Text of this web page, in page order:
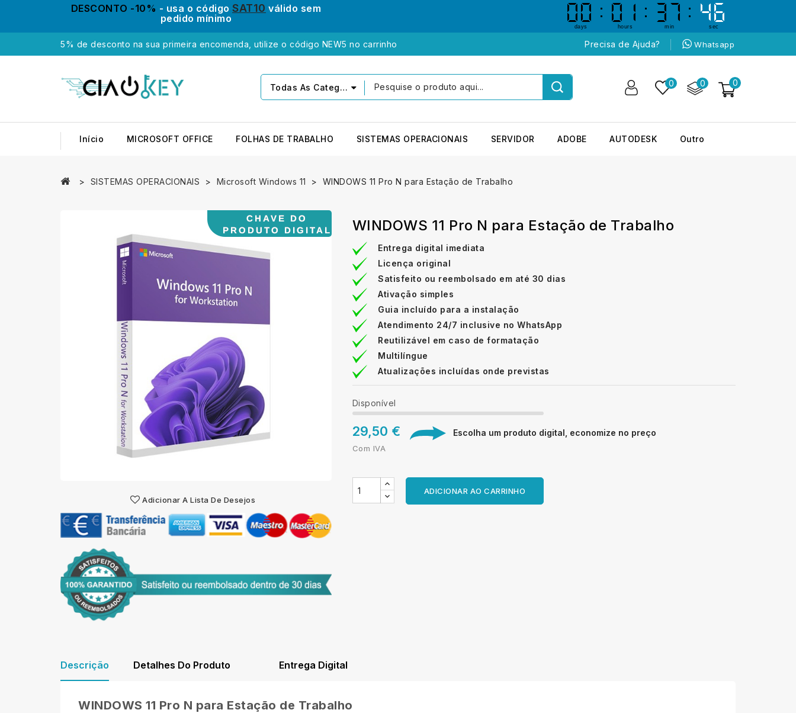
DESCONTO -10% - usa o código SAT10 válido sem
pedido mínimo
00
00
days
01
01
hours
37
37
min
45
45
sec
5% de desconto na sua primeira encomenda, utilize o código NEW5 no carrinho Whatsapp
Precisa de Ajuda?
0
0
0
Todas As Categorias
Início MICROSOFT OFFICE FOLHAS DE TRABALHO SISTEMAS OPERACIONAIS SERVIDOR ADOBE AUTODESK Outro
SISTEMAS OPERACIONAIS Microsoft Windows 11 WINDOWS 11 Pro N para Estação de Trabalho
Adicionar A Lista De Desejos
WINDOWS 11 Pro N para Estação de Trabalho
Entrega digital imediata
Licença original
Satisfeito ou reembolsado em até 30 dias
Ativação simples
Guia incluído para a instalação
Atendimento 24/7 inclusive no WhatsApp
Reutilizável em caso de formatação
Multilíngue
Atualizações incluídas onde previstas
Disponível
29,50 € Escolha um produto digital, economize no preço
Com IVA
ADICIONAR AO CARRINHO
Descrição Detalhes Do Produto Entrega Digital
WINDOWS 11 Pro N para Estação de Trabalho